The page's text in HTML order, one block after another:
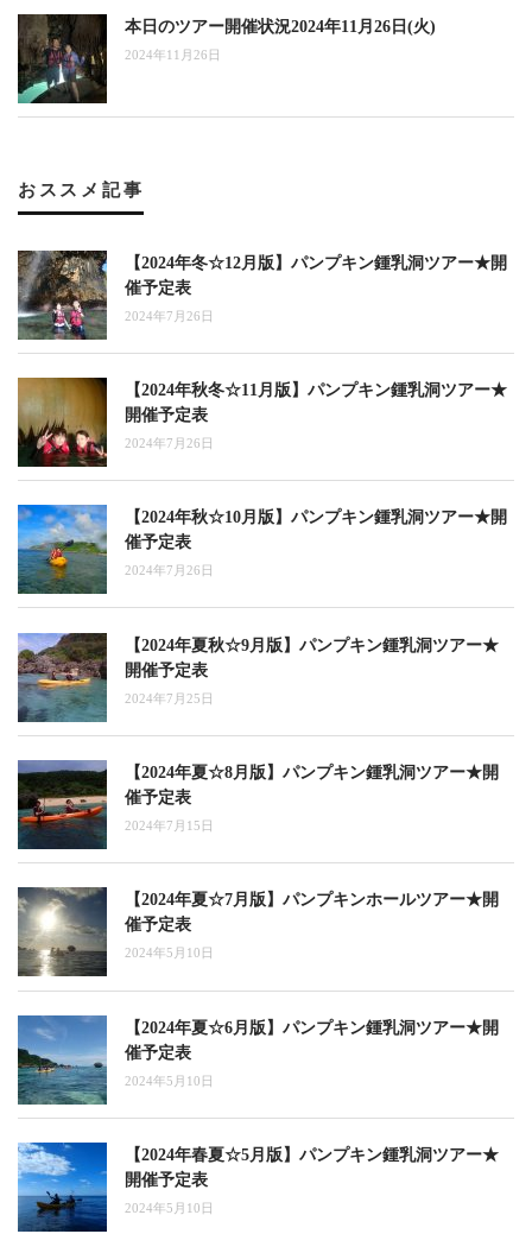
本日のツアー開催状況2024年11月26日(火)
2024年11月26日
おススメ記事
【2024年冬☆12月版】パンプキン鍾乳洞ツアー★開
催予定表
2024年7月26日
【2024年秋冬☆11月版】パンプキン鍾乳洞ツアー★
開催予定表
2024年7月26日
【2024年秋☆10月版】パンプキン鍾乳洞ツアー★開
催予定表
2024年7月26日
【2024年夏秋☆9月版】パンプキン鍾乳洞ツアー★
開催予定表
2024年7月25日
【2024年夏☆8月版】パンプキン鍾乳洞ツアー★開
催予定表
2024年7月15日
【2024年夏☆7月版】パンプキンホールツアー★開
催予定表
2024年5月10日
【2024年夏☆6月版】パンプキン鍾乳洞ツアー★開
催予定表
2024年5月10日
【2024年春夏☆5月版】パンプキン鍾乳洞ツアー★
開催予定表
2024年5月10日